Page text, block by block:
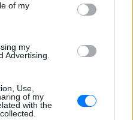
of my
my
Advertising.
Use,
of my
with the
Κόμμα, ενώ παράλληλα
με τον Μάρκο Ρούμπιο.
εξαγοράς για την
6,65 δισ. ευρώ
απόσυρση από τη διαδικασία